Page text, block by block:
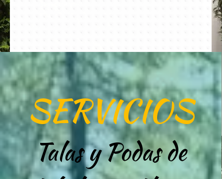
SERVICIOS
Talas y Podas de